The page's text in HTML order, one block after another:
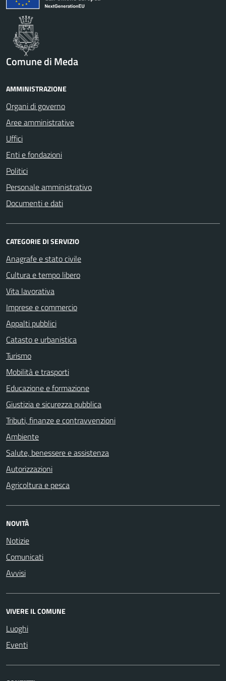
Comune di Meda
AMMINISTRAZIONE
Organi di governo
Aree amministrative
Uffici
Enti e fondazioni
Politici
Personale amministrativo
Documenti e dati
CATEGORIE DI SERVIZIO
Anagrafe e stato civile
Cultura e tempo libero
Vita lavorativa
Imprese e commercio
Appalti pubblici
Catasto e urbanistica
Turismo
Mobilità e trasporti
Educazione e formazione
Giustizia e sicurezza pubblica
Tributi, finanze e contravvenzioni
Ambiente
Salute, benessere e assistenza
Autorizzazioni
Agricoltura e pesca
NOVITÀ
Notizie
Comunicati
Avvisi
VIVERE IL COMUNE
Luoghi
Eventi